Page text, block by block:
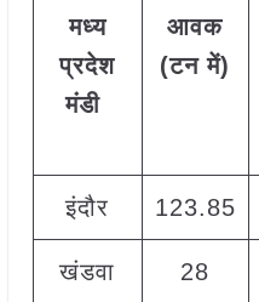
मध्य
प्रदेश
मंडी
आवक
(टन में)
इंदौर 123.85
खंडवा 28